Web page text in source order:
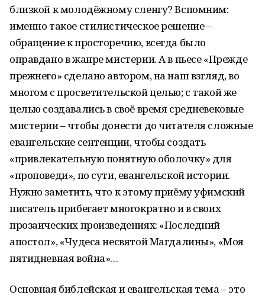
близкой к молодёжному сленгу? Вспомним:
именно такое стилистическое решение –
обращение к просторечию, всегда было
оправдано в жанре мистерии. А в пьесе «Прежде
прежнего» сделано автором, на наш взгляд, во
многом с просветительской целью; с такой же
целью создавались в своё время средневековые
мистерии – чтобы донести до читателя сложные
евангельские сентенции, чтобы создать
«привлекательную понятную оболочку» для
«проповеди», по сути, евангельской истории.
Нужно заметить, что к этому приёму уфимский
писатель прибегает многократно и в своих
прозаических произведениях: «Последний
апостол», «Чудеса несвятой Магдалины», «Моя
пятидневная война»…
Основная библейская и евангельская тема – это